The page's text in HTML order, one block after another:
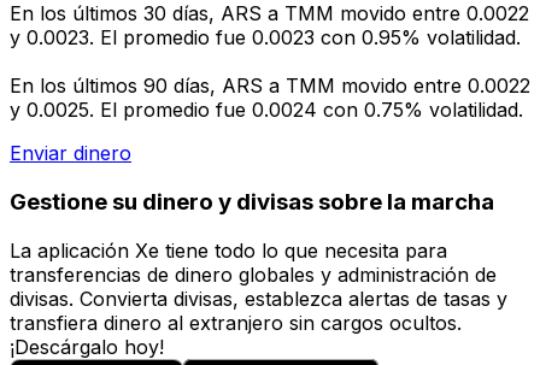
En los últimos 30 días, ARS a TMM movido entre 0.0022
y 0.0023. El promedio fue 0.0023 con 0.95% volatilidad.
En los últimos 90 días, ARS a TMM movido entre 0.0022
y 0.0025. El promedio fue 0.0024 con 0.75% volatilidad.
Enviar dinero
Gestione su dinero y divisas sobre la marcha
La aplicación Xe tiene todo lo que necesita para
transferencias de dinero globales y administración de
divisas. Convierta divisas, establezca alertas de tasas y
transfiera dinero al extranjero sin cargos ocultos.
¡Descárgalo hoy!